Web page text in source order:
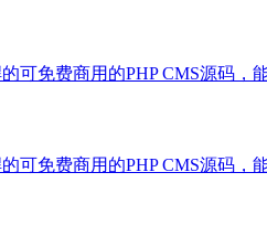
免费商用的PHP CMS源码，
免费商用的PHP CMS源码，